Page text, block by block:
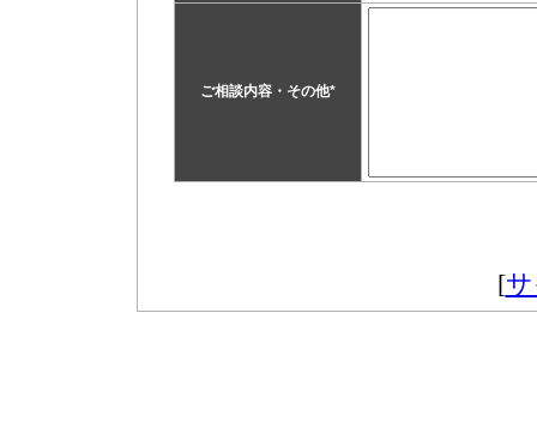
ご相談内容・その他*
[